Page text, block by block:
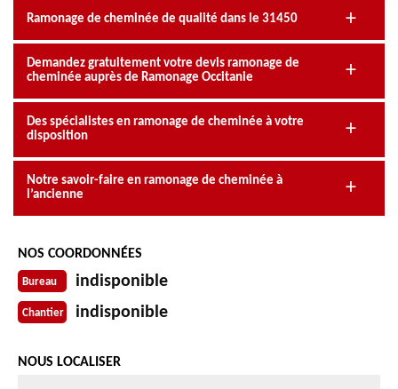
Ramonage de cheminée de qualité dans le 31450
Demandez gratuitement votre devis ramonage de
cheminée auprès de Ramonage Occitanie
Des spécialistes en ramonage de cheminée à votre
disposition
Notre savoir-faire en ramonage de cheminée à
l’ancienne
NOS COORDONNÉES
Bureau indisponible
Chantier indisponible
NOUS LOCALISER